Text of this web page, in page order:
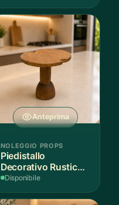
Anteprima
NOLEGGIO PROPS
Piedistallo
Decorativo Rustico
in Legno
Disponibile